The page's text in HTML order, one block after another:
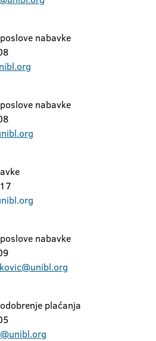
nabavke
nabavke
nabavke
plaćanja